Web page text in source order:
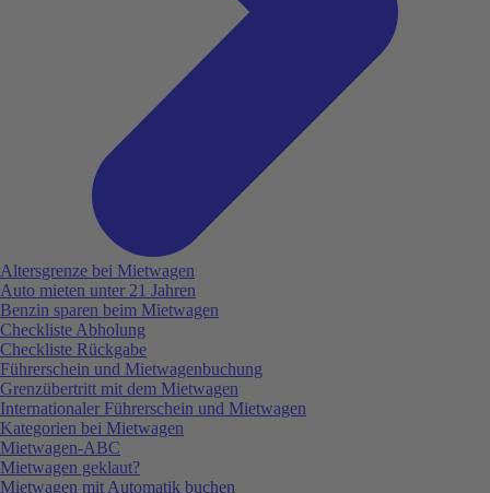
Altersgrenze bei Mietwagen
Auto mieten unter 21 Jahren
Benzin sparen beim Mietwagen
Checkliste Abholung
Checkliste Rückgabe
Führerschein und Mietwagenbuchung
Grenzübertritt mit dem Mietwagen
Internationaler Führerschein und Mietwagen
Kategorien bei Mietwagen
Mietwagen-ABC
Mietwagen geklaut?
Mietwagen mit Automatik buchen